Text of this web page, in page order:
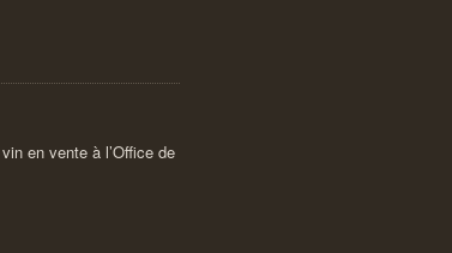
en vente à l’Office de